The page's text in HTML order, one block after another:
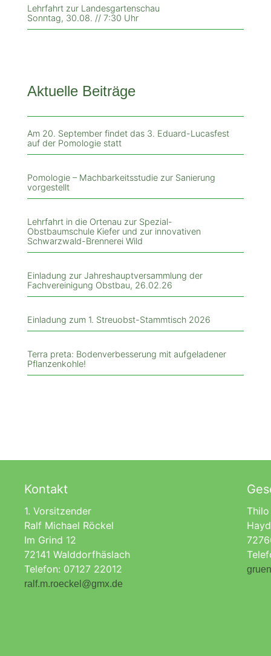
Lehrfahrt zur Landesgartenschau
Sonntag, 30.08. // 7:30 Uhr
Aktuelle Beiträge
Am 20. September findet das 3. Eduard-Lucasfest
auf der Pomologie statt
Pomologie – Machbarkeitsstudie zur Sanierung
vorgestellt
Lehrfahrt in die Ortenau zur Spezial-
Obstbaumschule Kiefer und zur innovativen
Schwarzwald-Brennerei Wild
Einladung zur Jahreshauptversammlung der
Fachvereinigung Obstbau, 26.02.26
Einladung zum 1. Streuobst-Stammtisch 2026
Terra preta: Bodenverbesserung mit aufgeladener
Pflanzenkohle!
Kontakt
1. Vorsitzender
Ralf Michael Röckel
Im Grind 12
72141 Walddorfhäslach
Telefon: 07127 22012
ralf.m.roeckel@gmx.de